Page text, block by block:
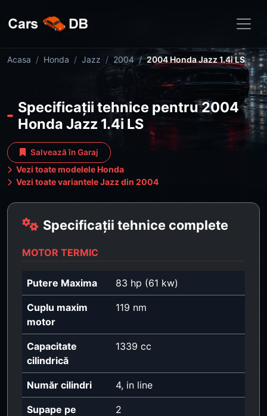
Acasa Honda Jazz 2004 2004 Honda Jazz 1.4i LS
Specificații tehnice pentru 2004
Honda Jazz 1.4i LS
Salvează în Garaj
Vezi toate modelele Honda
Vezi toate variantele Jazz din 2004
Specificații tehnice complete
MOTOR TERMIC
Putere Maxima 83 hp (61 kw)
Cuplu maxim
motor
119 nm
Capacitate
cilindrică
1339 cc
Număr cilindri 4, in line
Supape pe
2